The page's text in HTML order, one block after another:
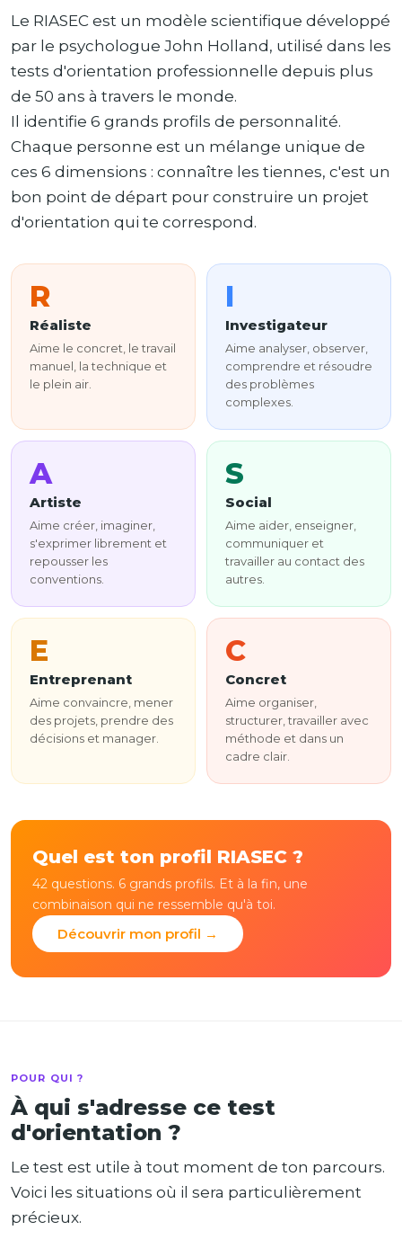
Le RIASEC est un modèle scientifique développé
par le psychologue John Holland, utilisé dans les
tests d'orientation professionnelle depuis plus
de 50 ans à travers le monde.
Il identifie 6 grands profils de personnalité.
Chaque personne est un mélange unique de
ces 6 dimensions : connaître les tiennes, c'est un
bon point de départ pour construire un projet
d'orientation qui te correspond.
R
Réaliste
Aime le concret, le travail
manuel, la technique et
le plein air.
I
Investigateur
Aime analyser, observer,
comprendre et résoudre
des problèmes
complexes.
A
Artiste
Aime créer, imaginer,
s'exprimer librement et
repousser les
conventions.
S
Social
Aime aider, enseigner,
communiquer et
travailler au contact des
autres.
E
Entreprenant
Aime convaincre, mener
des projets, prendre des
décisions et manager.
C
Concret
Aime organiser,
structurer, travailler avec
méthode et dans un
cadre clair.
Quel est ton profil RIASEC ?
42 questions. 6 grands profils. Et à la fin, une
combinaison qui ne ressemble qu'à toi.
Découvrir mon profil →
POUR QUI ?
À qui s'adresse ce test
d'orientation ?
Le test est utile à tout moment de ton parcours.
Voici les situations où il sera particulièrement
précieux.